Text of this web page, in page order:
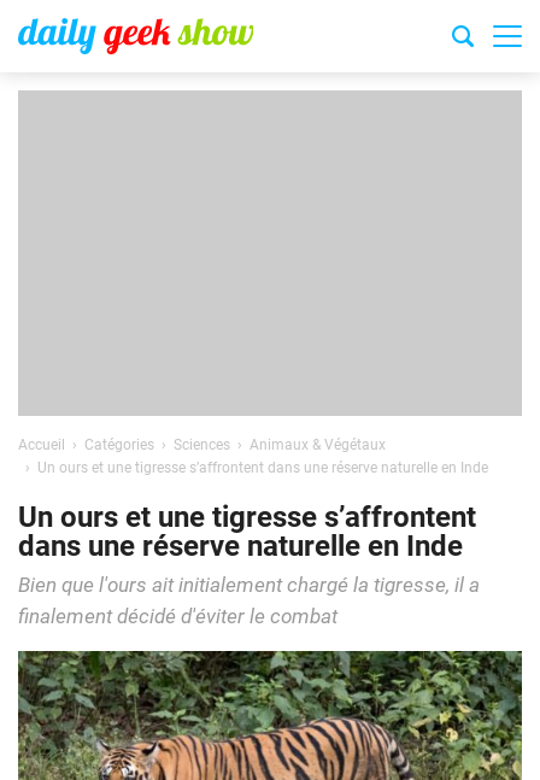
Accueil Catégories Sciences
Animaux & Végétaux
Un ours et une tigresse s’affrontent dans une réserve naturelle en Inde
Un ours et une tigresse s’affrontent
dans une réserve naturelle en Inde
Bien que l'ours ait initialement chargé la tigresse, il a
finalement décidé d'éviter le combat